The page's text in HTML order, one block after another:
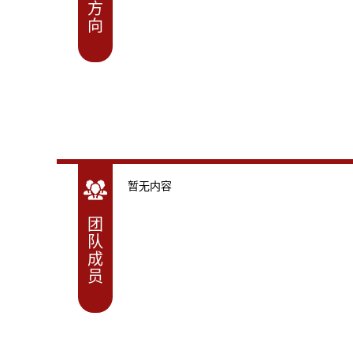
方
向
团
队
成
员
暂无内容